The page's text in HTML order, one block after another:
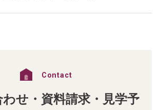
Contact
せ・資料請求・見学予